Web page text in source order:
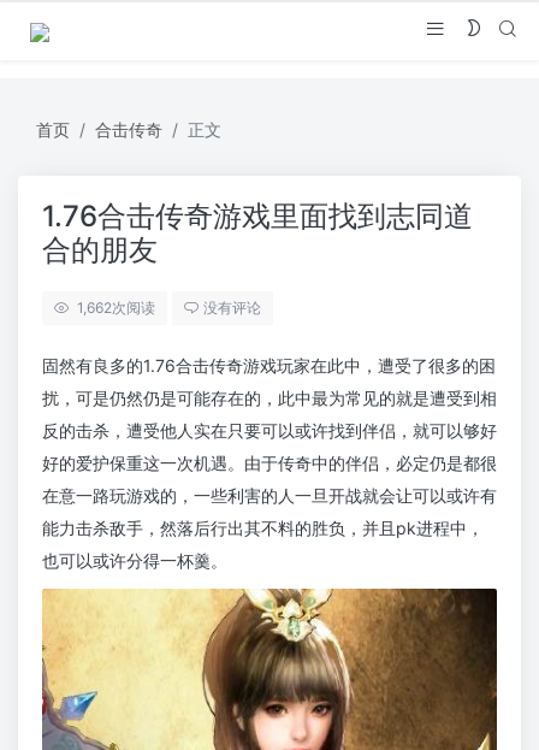
首页 合击传奇 正文
1.76合击传奇游戏里面找到志同道
合的朋友
1,662次阅读 没有评论
固然有良多的1.76合击传奇游戏玩家在此中，遭受了很多的困
扰，可是仍然仍是可能存在的，此中最为常见的就是遭受到相
反的击杀，遭受他人实在只要可以或许找到伴侣，就可以够好
好的爱护保重这一次机遇。由于传奇中的伴侣，必定仍是都很
在意一路玩游戏的，一些利害的人一旦开战就会让可以或许有
能力击杀敌手，然落后行出其不料的胜负，并且pk进程中，
也可以或许分得一杯羹。